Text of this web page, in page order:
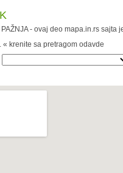
PAŽNJA - ovaj deo mapa.in.rs
. « krenite sa pretragom odavde